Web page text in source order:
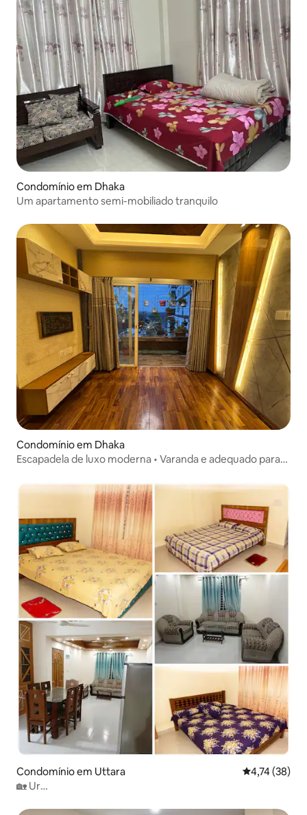
Condomínio em Dhaka
Um apartamento semi-mobiliado tranquilo
Condomínio em Dhaka
Escapadela de luxo moderna • Varanda e adequado para
Condomínio em Uttara Classificação
4,74 (38)
🏡 Ur